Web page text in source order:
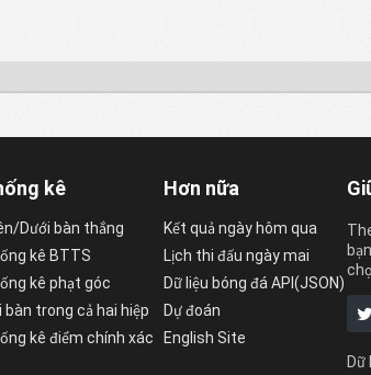
kê
Dưới bàn thắng
kê BTTS
kê phạt góc
bàn trong cả hai hiệp
kê điểm chính xác
Hơn nữa
Kết quả ngày hôm qua
Lịch thi đấu ngày mai
Dữ liệu bóng đá API(JSON)
Dự đoán
English Site